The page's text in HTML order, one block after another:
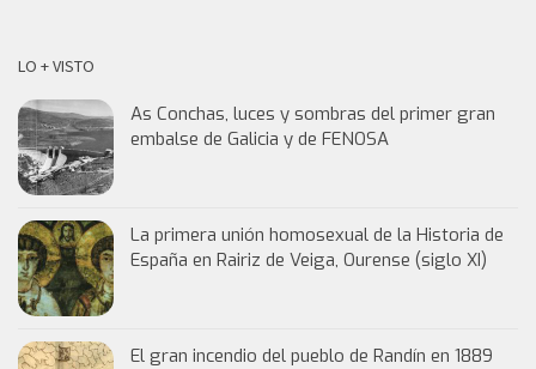
LO + VISTO
As Conchas, luces y sombras del primer gran
embalse de Galicia y de FENOSA
La primera unión homosexual de la Historia de
España en Rairiz de Veiga, Ourense (siglo XI)
El gran incendio del pueblo de Randín en 1889